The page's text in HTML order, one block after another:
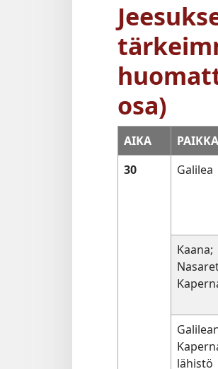
osa)
AIKA PAIKKA
30
Galilea
Kaana;
lähistö